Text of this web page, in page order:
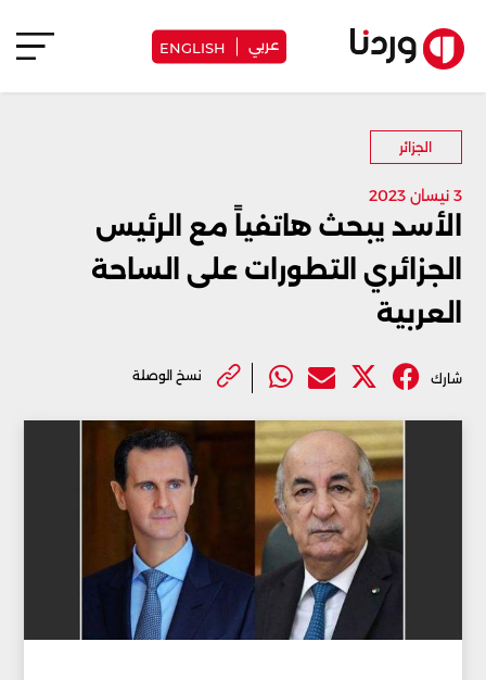
عربي ENGLISH
الجزائر
3 نيسان 2023
الأسد يبحث هاتفياً مع الرئيس
الجزائري التطورات على الساحة
العربية
شارك نسخ الوصلة